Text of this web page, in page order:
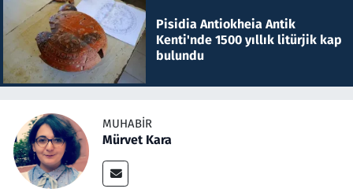
Pisidia Antiokheia Antik
Kenti'nde 1500 yıllık litürjik kap
bulundu
MUHABIR
Mürvet Kara